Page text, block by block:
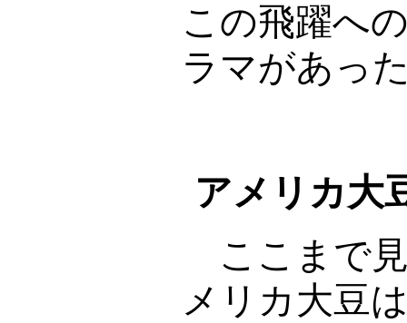
この飛躍へ
ラマがあっ
アメリカ大
ここまで
メリカ大豆